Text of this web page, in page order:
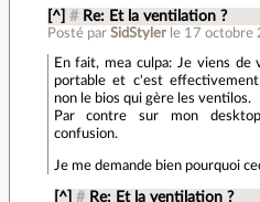
[^] # Re: Et la ventilation ?
Posté par SidStyler le 17 octobre
En fait, mea culpa: Je viens de
portable et c'est
non le bios qui gère les ventilos.
Par contre sur mon
confusion.
Je me demande bien pourquoi
[^] # Re: Et la ventilation ?